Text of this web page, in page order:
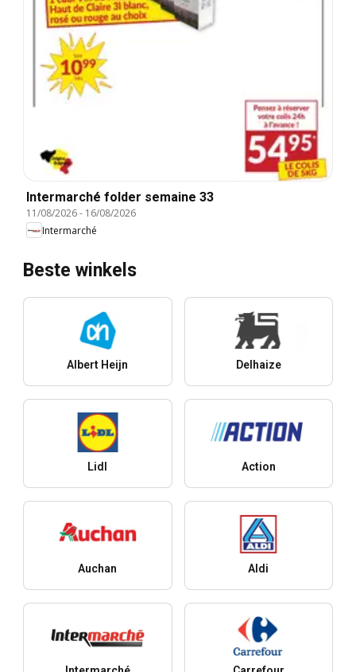
Intermarché folder semaine 33
11/08/2026- 16/08/2026
Intermarché
Beste winkels
Albert Heijn Delhaize
Lidl Action
Auchan Aldi